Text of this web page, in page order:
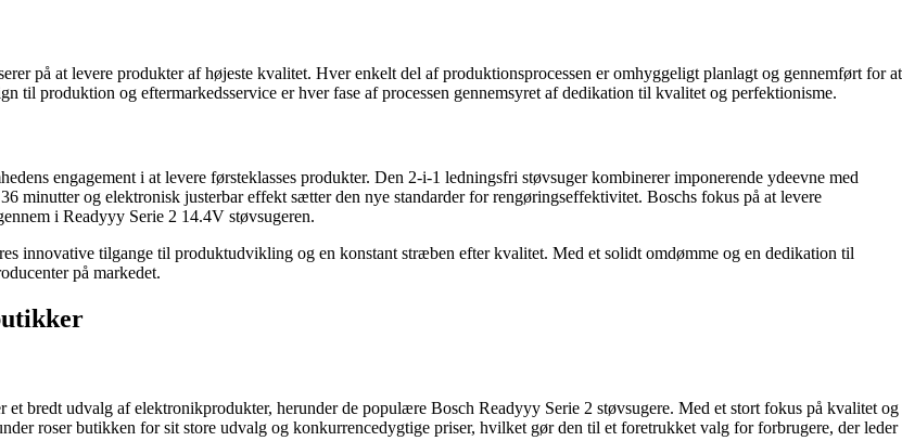
på at levere produkter af højeste kvalitet. Hver enkelt del af produktionsprocessen er omhyggeligt planlagt og gennemført for at
til produktion og eftermarkedsservice er hver fase af processen gennemsyret af dedikation til kvalitet og perfektionisme.
engagement i at levere førsteklasses produkter. Den 2-i-1 ledningsfri støvsuger kombinerer imponerende ydeevne med
minutter og elektronisk justerbar effekt sætter den nye standarder for rengøringseffektivitet. Boschs fokus på at levere
i Readyyy Serie 2 14.4V støvsugeren.
innovative tilgange til produktudvikling og en konstant stræben efter kvalitet. Med et solidt omdømme og en dedikation til
på markedet.
bredt udvalg af elektronikprodukter, herunder de populære Bosch Readyyy Serie 2 støvsugere. Med et stort fokus på kvalitet og
roser butikken for sit store udvalg og konkurrencedygtige priser, hvilket gør den til et foretrukket valg for forbrugere, der leder